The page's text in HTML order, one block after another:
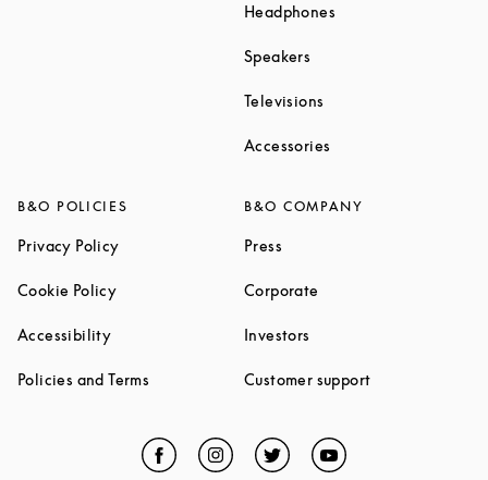
Headphones
Speakers
Televisions
Accessories
B&O POLICIES
Privacy PolicyLink Opens in New Tab
Cookie PolicyLink Opens in New Tab
AccessibilityLink Opens in New Tab
Policies and Terms Link Opens in New Tab
B&O COMPANY
Press
Corporate
Investors
Customer supportLink Opens in
Facebook
Link Opens in New Tab
Instagram
Link Opens in New Tab
TwitterLink Opens in New Tab
YouTubeLink Opens in